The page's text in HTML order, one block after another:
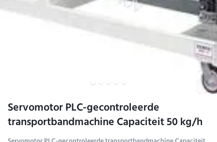
Servomotor PLC-gecontroleerde
transportbandmachine Capaciteit 50 kg/h